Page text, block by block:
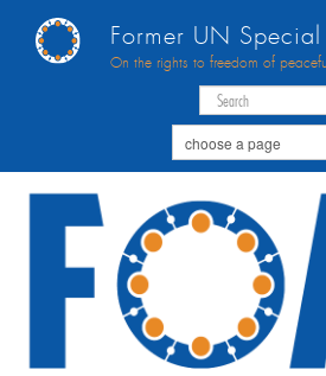
Former UN Special
On the rights to freedom of